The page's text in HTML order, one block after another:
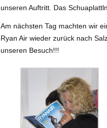
unseren Auftritt. Das
Am nächsten Tag machten wir
Ryan Air wieder zurück nach
unseren Besuch!!!